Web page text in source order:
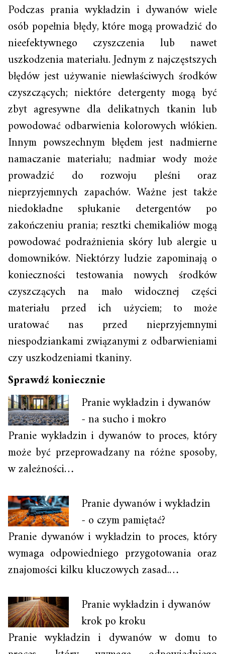
Podczas prania wykładzin i dywanów wiele
osób popełnia błędy, które mogą prowadzić do
nieefektywnego czyszczenia lub nawet
uszkodzenia materiału. Jednym z najczęstszych
błędów jest używanie niewłaściwych środków
czyszczących; niektóre detergenty mogą być
zbyt agresywne dla delikatnych tkanin lub
powodować odbarwienia kolorowych włókien.
Innym powszechnym błędem jest nadmierne
namaczanie materiału; nadmiar wody może
prowadzić do rozwoju pleśni oraz
nieprzyjemnych zapachów. Ważne jest także
niedokładne spłukanie detergentów po
zakończeniu prania; resztki chemikaliów mogą
powodować podrażnienia skóry lub alergie u
domowników. Niektórzy ludzie zapominają o
konieczności testowania nowych środków
czyszczących na mało widocznej części
materiału przed ich użyciem; to może
uratować nas przed nieprzyjemnymi
niespodziankami związanymi z odbarwieniami
czy uszkodzeniami tkaniny.
Sprawdź koniecznie
Pranie wykładzin i dywanów
- na sucho i mokro
Pranie wykładzin i dywanów to proces, który
może być przeprowadzany na różne sposoby,
w zależności…
Pranie dywanów i wykładzin
- o czym pamiętać?
Pranie dywanów i wykładzin to proces, który
wymaga odpowiedniego przygotowania oraz
znajomości kilku kluczowych zasad.…
Pranie wykładzin i dywanów
krok po kroku
Pranie wykładzin i dywanów w domu to